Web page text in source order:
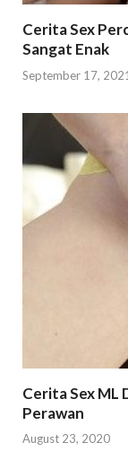
Cerita Sex
Sangat Enak
September 17, 2021
Cerita Sex ML
Perawan
August 23, 2020